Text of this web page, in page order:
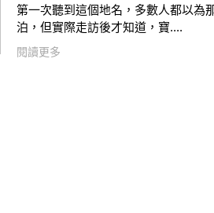
第一次聽到這個地名，多數人都以為
泊，但實際走訪後才知道，寶....
閱讀更多